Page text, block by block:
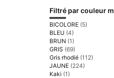
Filtré par couleur
BICOLORE (5)
BLEU (4)
BRUN (1)
GRIS (69)
Gris rhodié (112)
JAUNE (224)
Kaki (1)